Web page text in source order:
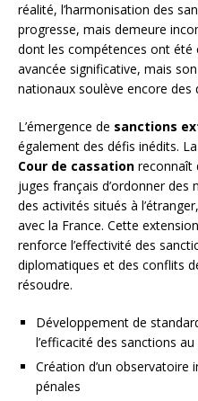
réalité, l’harmonisation des
progresse, mais demeure
dont les compétences ont été
avancée significative, mais
nationaux soulève encore des
L’émergence de sanctions
également des défis inédits.
Cour de cassation reconnaît
juges français d’ordonner
des activités situés à
avec la France. Cette
renforce l’effectivité des
diplomatiques et des conflits
résoudre.
Développement de
l’efficacité des sanctions
Création d’un
pénales